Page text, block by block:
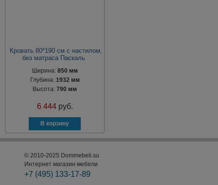
Кровать 80*190 см с настилом,
без матраса Паскаль
Ширина: 850 мм
Глубина: 1932 мм
Высота:790 мм
6 444 руб.
© 2010-2025 Dommebeli.su
Интернет магазин мебели
+7 (495) 133-17-89